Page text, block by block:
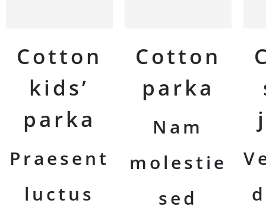
Cotton
kids’
parka
Praesent
luctus
Cotton
parka
Nam
molestie
sed